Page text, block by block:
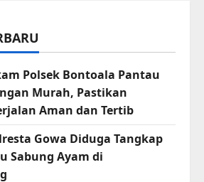
Polsek Bontoala Pantau
Murah, Pastikan
Aman dan Tertib
Gowa Diduga Tangkap
Sabung Ayam di